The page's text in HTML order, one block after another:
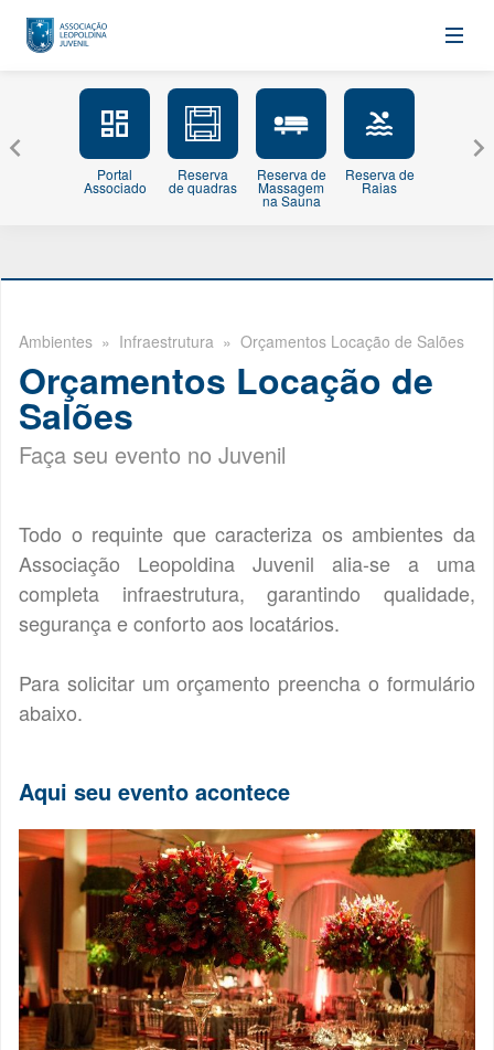
Portal
Associado
Reserva
de quadras
Reserva de
Massagem
na Sauna
Reserva de
Raias
Ambientes » Infraestrutura » Orçamentos Locação de Salões
Orçamentos Locação de
Salões
Faça seu evento no Juvenil
Todo o requinte que caracteriza os ambientes da
Associação Leopoldina Juvenil alia-se a uma
completa infraestrutura, garantindo qualidade,
segurança e conforto aos locatários.
Para solicitar um orçamento preencha o formulário
abaixo.
Aqui seu evento acontece